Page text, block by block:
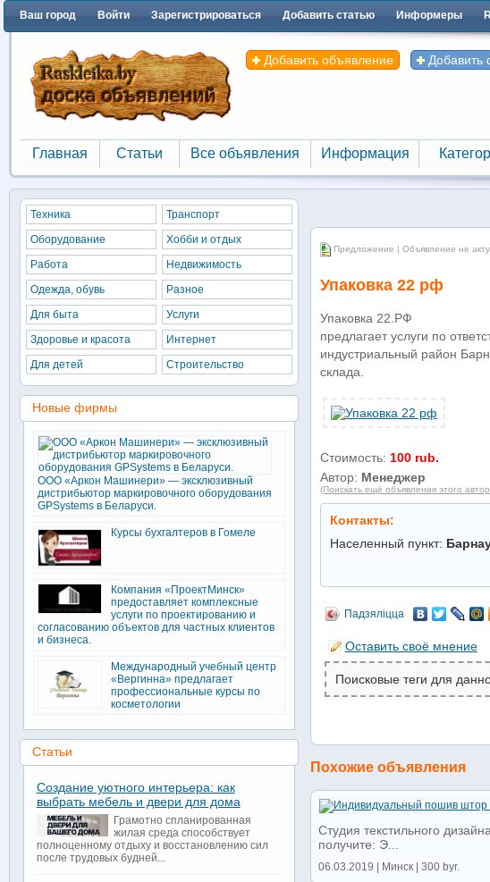
Ваш город Войти Зарегистрироваться Добавить статью Информеры
Добавить объявление Добавить
Главная
Главная
Статьи
Статьи
Все объявления
Все объявления
Информация
Предложение | Объявление не
Упаковка 22 рф
Упаковка 22.РФ
предлагает услуги по
индустриальный район
склада.
Стоимость: 100 rub.
Автор: Менеджер
(Поискать ещё объявления этого
Контакты:
Населенный пункт:
Падзяліцца
Оставить своё мнение
Поисковые теги для
Похожие объявления
Студия текстильного
получите: Э...
06.03.2019 | Минск | 300 byr.
Техника
Транспорт
Оборудование
Хобби и отдых
Работа
Недвижимость
Одежда, обувь
Разное
Для быта
Услуги
Здоровье и красота
Интернет
Для детей
Строительство
Новые фирмы
ООО «Аркон Машинери» — эксклюзивный
дистрибьютор маркировочного оборудования
GPSystems в Беларуси.
Курсы бухгалтеров в Гомеле
Компания «ПроектМинск»
предоставляет комплексные
услуги по проектированию и
согласованию объектов для частных клиентов
и бизнеса.
Международный учебный центр
«Вергинна» предлагает
профессиональные курсы по
косметологии
Статьи
Создание уютного интерьера: как
выбрать мебель и двери для дома
Грамотно спланированная
жилая среда способствует
полноценному отдыху и восстановлению сил
после трудовых будней...